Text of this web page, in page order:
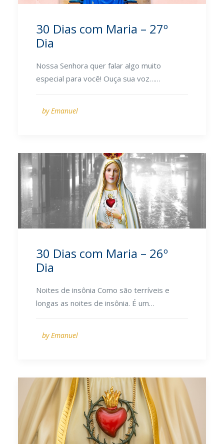
30 Dias com Maria – 27º
Dia
Nossa Senhora quer falar algo muito
especial para você! Ouça sua voz……
by Emanuel
30 Dias com Maria – 26º
Dia
Noites de insônia Como são terríveis e
longas as noites de insônia. É um…
by Emanuel